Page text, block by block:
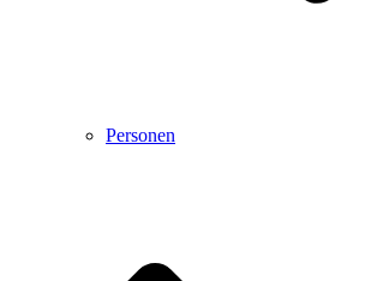
Personen